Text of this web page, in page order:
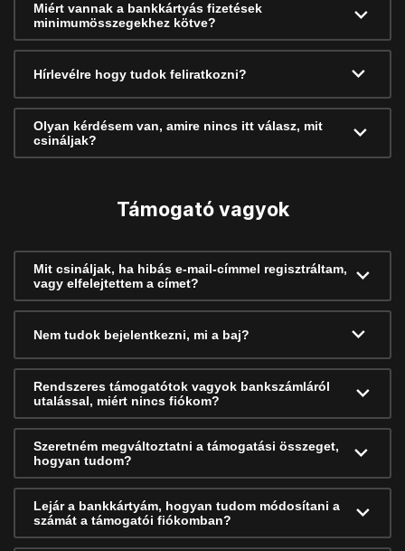
Miért vannak a bankkártyás fizetések
minimumösszegekhez kötve?
Hírlevélre hogy tudok feliratkozni?
Olyan kérdésem van, amire nincs itt válasz, mit
csináljak?
Támogató vagyok
Mit csináljak, ha hibás e-mail-címmel regisztráltam,
vagy elfelejtettem a címet?
Nem tudok bejelentkezni, mi a baj?
Rendszeres támogatótok vagyok bankszámláról
utalással, miért nincs fiókom?
Szeretném megváltoztatni a támogatási összeget,
hogyan tudom?
Lejár a bankkártyám, hogyan tudom módosítani a
számát a támogatói fiókomban?